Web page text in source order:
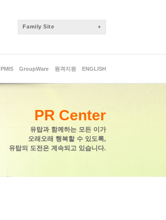
FamilySite +
PMIS GroupWare 원격지원 ENGLISH
PRCenter
유탑과함께하는모든이가
오래오래행복할수있도록,
유탑의도전은계속되고있습니다.